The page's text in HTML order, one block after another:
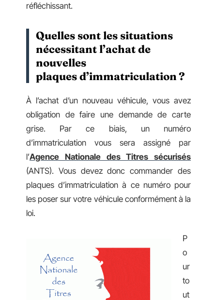
réfléchissant.
Quelles sont les situations
nécessitant l’achat de
nouvelles
plaques d’immatriculation ?
À l’achat d’un nouveau véhicule, vous avez
obligation de faire une demande de carte
grise. Par ce biais, un numéro
d’immatriculation vous sera assigné par
l’Agence Nationale des Titres sécurisés
(ANTS). Vous devez donc commander des
plaques d’immatriculation à ce numéro pour
les poser sur votre véhicule conformément à la
loi.
P
o
ur
to
ut